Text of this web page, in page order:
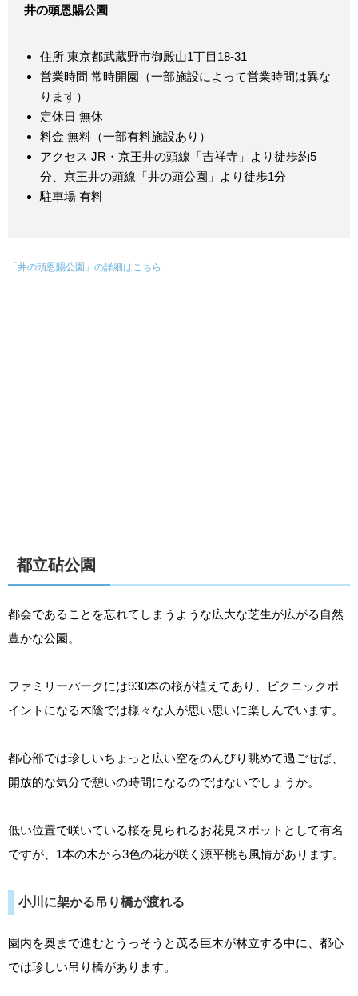
井の頭恩賜公園
住所 東京都武蔵野市御殿山1丁目18-31
営業時間 常時開園（一部施設によって営業時間は異な
ります）
定休日 無休
料金 無料（一部有料施設あり）
アクセス JR・京王井の頭線「吉祥寺」より徒歩約5
分、京王井の頭線「井の頭公園」より徒歩1分
駐車場 有料
「井の頭恩賜公園」の詳細はこちら
都立砧公園
都会であることを忘れてしまうような広大な芝生が広がる自然
豊かな公園。
ファミリーパークには930本の桜が植えてあり、ピクニックポ
イントになる木陰では様々な人が思い思いに楽しんでいます。
都心部では珍しいちょっと広い空をのんびり眺めて過ごせば、
開放的な気分で憩いの時間になるのではないでしょうか。
低い位置で咲いている桜を見られるお花見スポットとして有名
ですが、1本の木から3色の花が咲く源平桃も風情があります。
小川に架かる吊り橋が渡れる
園内を奥まで進むとうっそうと茂る巨木が林立する中に、都心
では珍しい吊り橋があります。